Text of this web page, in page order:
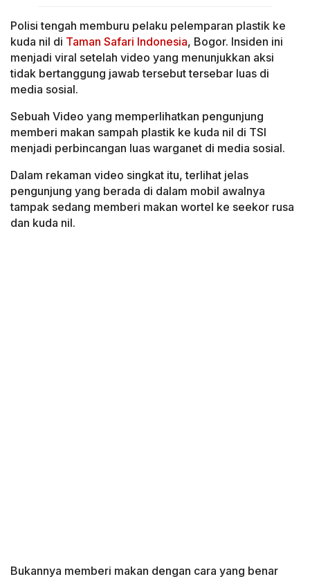
Polisi tengah memburu pelaku pelemparan plastik ke
kuda nil di Taman Safari Indonesia, Bogor. Insiden ini
menjadi viral setelah video yang menunjukkan aksi
tidak bertanggung jawab tersebut tersebar luas di
media sosial.
Sebuah Video yang memperlihatkan pengunjung
memberi makan sampah plastik ke kuda nil di TSI
menjadi perbincangan luas warganet di media sosial.
Dalam rekaman video singkat itu, terlihat jelas
pengunjung yang berada di dalam mobil awalnya
tampak sedang memberi makan wortel ke seekor rusa
dan kuda nil.
Bukannya memberi makan dengan cara yang benar